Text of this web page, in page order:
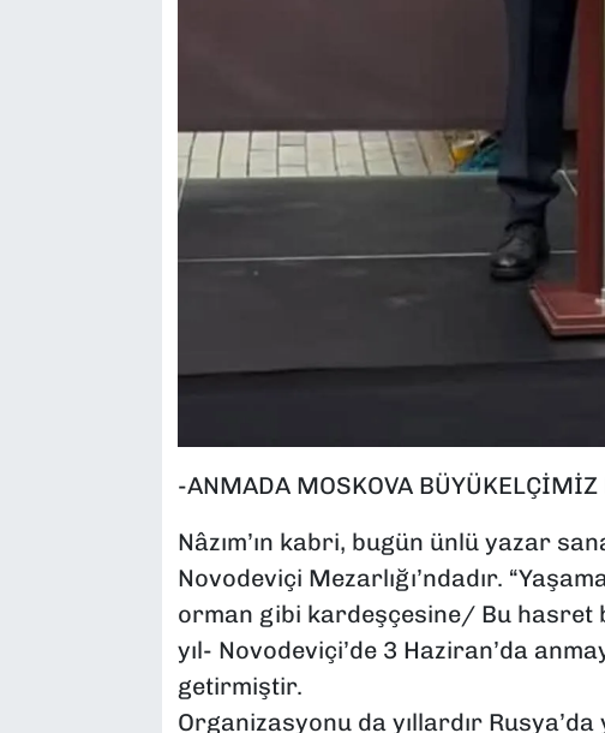
-ANMADA MOSKOVA BÜYÜKELÇİMİZ
Nâzım’ın kabri, bugün ünlü yazar
Novodeviçi Mezarlığı’ndadır.
orman gibi kardeşçesine/ Bu hasret
yıl- Novodeviçi’de 3 Haziran’da
getirmiştir.
Organizasyonu da yıllardır